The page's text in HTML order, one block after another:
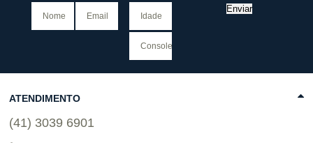
Enviar
ATENDIMENTO
(41) 3039 6901